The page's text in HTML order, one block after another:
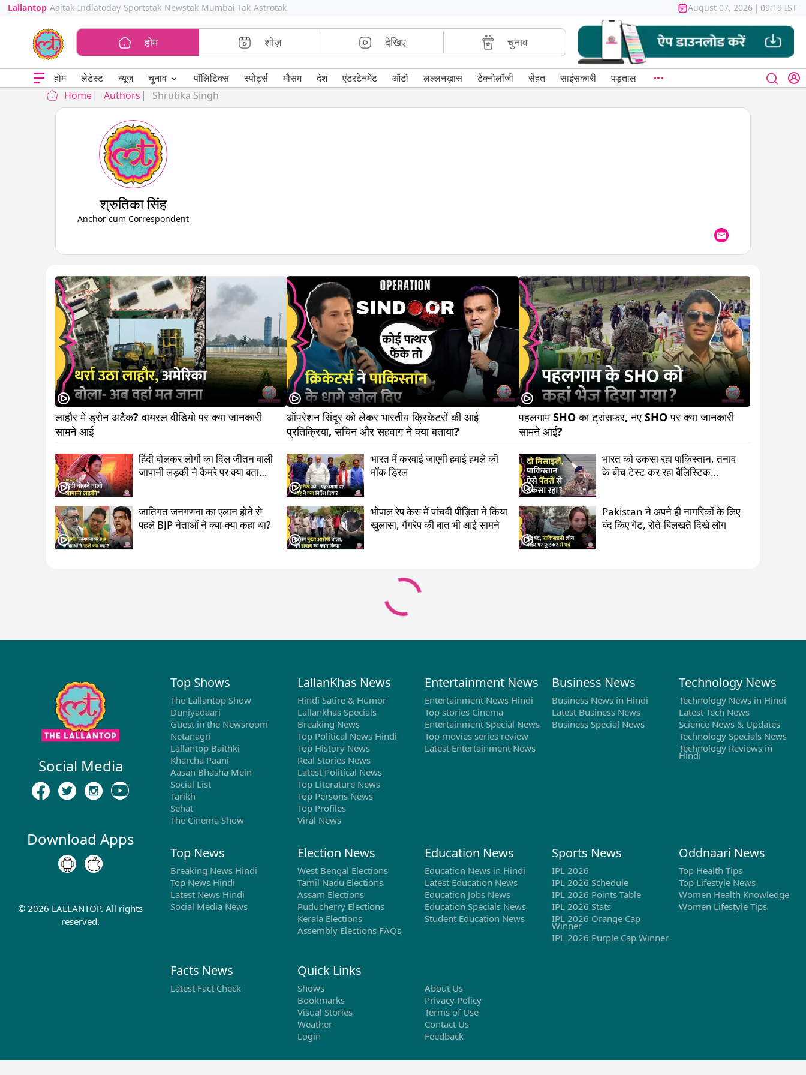
Lallantop Aajtak Indiatoday Sportstak Newstak Mumbai Tak Astrotak August 07, 2026 | 09:19 IST
होम शोज़ देखिए चुनाव
होम लेटेस्ट न्यूज़ चुनाव ⌄ पॉलिटिक्स स्पोर्ट्स मौसम देश एंटरटेनमेंट ऑटो लल्लनख़ास टेक्नोलॉजी सेहत साइंसकारी
पड़ताल
Home
Authors Shrutika Singh
श्रुतिका सिंह
Anchor cum Correspondent
लाहौर में ड्रोन अटैक? वायरल वीडियो पर क्या जानकारी
सामने आई
हिंदी बोलकर लोगों का दिल जीतन वाली
जापानी लड़की ने कैमरे पर क्या बता
जातिगत जनगणना का एलान होने से
पहले BJP नेताओं ने क्या-क्या कहा था?
ऑपरेशन सिंदूर को लेकर भारतीय क्रिकेटरों की आई
भारत में करवाई जाएगी हवाई हमले की
मॉक ड्रिल
भोपाल रेप केस में पांचवी पीड़िता ने किया
खुलासा, गैंगरेप की बात भी आई सामने
पहलगाम SHO का ट्रांसफर, नए SHO पर क्या जानकारी
भारत को उकसा रहा पाकिस्तान, तनाव
के बीच टेस्ट कर रहा बैलिस्टिक
Pakistan ने अपने ही नागरिकों के लिए
बंद किए गेट, रोते-बिलखते दिखे लोग
Social Media
Download Apps
©2026 LALLANTOP. All rights
reserved.
Top Shows
The Lallantop Show
Duniyadaari
Guest in the Newsroom
Netanagri
Lallantop Baithki
Kharcha Paani
Aasan Bhasha Mein
Social List
Tarikh
Sehat
The Cinema Show
LallanKhas News
Hindi Satire & Humor
Lallankhas Specials
Breaking News
Top Political News Hindi
Top History News
Real Stories News
Latest Political News
Top Literature News
Top Persons News
Top Profiles
Viral News
Entertainment News
Entertainment News Hindi
Top stories Cinema
Entertainment Special News
Top movies series review
Latest Entertainment News
Business News
Business News in Hindi
Latest Business News
Business Special News
Technology News
Technology News in Hindi
Latest Tech News
Science News & Updates
Technology Specials News
Technology Reviews in
Hindi
Top News
Breaking News Hindi
Top News Hindi
Latest News Hindi
Social Media News
Election News
West Bengal Elections
Tamil Nadu Elections
Assam Elections
Puducherry Elections
Kerala Elections
Assembly Elections FAQs
Education News
Education News in Hindi
Latest Education News
Education Jobs News
Education Specials News
Student Education News
Sports News
IPL 2026
IPL 2026 Schedule
IPL 2026 Points Table
IPL 2026 Stats
IPL 2026 Orange Cap
Winner
IPL 2026 Purple Cap Winner
Oddnaari News
Top Health Tips
Top Lifestyle News
Women Health Knowledge
Women Lifestyle Tips
Facts News
Latest Fact Check
Quick Links
Shows
Bookmarks
Visual Stories
Weather
Login
About Us
Privacy Policy
Terms of Use
Contact Us
Feedback